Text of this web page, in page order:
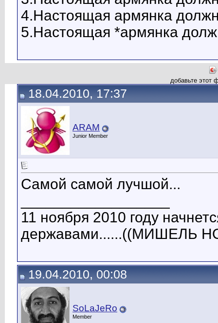
4.Настоящая армянка
5.Настоящая *армянка
добавьте этот
18.04.2010, 17:37
ARAM
Junior Member
Самой самой лучшой...
11 ноября 2010 году
державами......((МИШЕЛЬ
19.04.2010, 00:08
SoLaJeRo
Member